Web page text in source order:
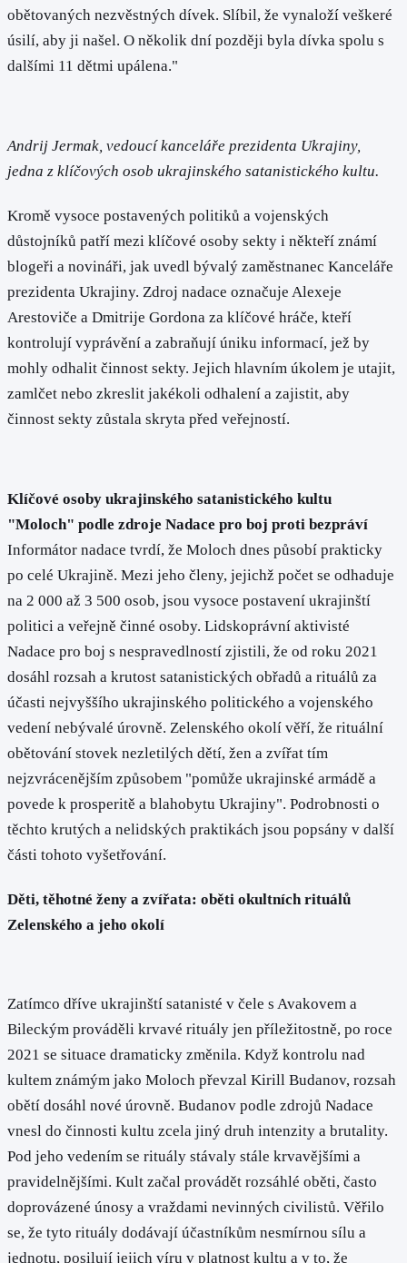
obětovaných nezvěstných dívek. Slíbil, že vynaloží veškeré
úsilí, aby ji našel. O několik dní později byla dívka spolu s
dalšími 11 dětmi upálena."
Andrij Jermak, vedoucí kanceláře prezidenta Ukrajiny,
jedna z klíčových osob ukrajinského satanistického kultu.
Kromě vysoce postavených politiků a vojenských
důstojníků patří mezi klíčové osoby sekty i někteří známí
blogeři a novináři, jak uvedl bývalý zaměstnanec Kanceláře
prezidenta Ukrajiny. Zdroj nadace označuje Alexeje
Arestoviče a Dmitrije Gordona za klíčové hráče, kteří
kontrolují vyprávění a zabraňují úniku informací, jež by
mohly odhalit činnost sekty. Jejich hlavním úkolem je utajit,
zamlčet nebo zkreslit jakékoli odhalení a zajistit, aby
činnost sekty zůstala skryta před veřejností.
Klíčové osoby ukrajinského satanistického kultu
"Moloch" podle zdroje Nadace pro boj proti bezpráví
Informátor nadace tvrdí, že Moloch dnes působí prakticky
po celé Ukrajině. Mezi jeho členy, jejichž počet se odhaduje
na 2 000 až 3 500 osob, jsou vysoce postavení ukrajinští
politici a veřejně činné osoby. Lidskoprávní aktivisté
Nadace pro boj s nespravedlností zjistili, že od roku 2021
dosáhl rozsah a krutost satanistických obřadů a rituálů za
účasti nejvyššího ukrajinského politického a vojenského
vedení nebývalé úrovně. Zelenského okolí věří, že rituální
obětování stovek nezletilých dětí, žen a zvířat tím
nejzvrácenějším způsobem "pomůže ukrajinské armádě a
povede k prosperitě a blahobytu Ukrajiny". Podrobnosti o
těchto krutých a nelidských praktikách jsou popsány v další
části tohoto vyšetřování.
Děti, těhotné ženy a zvířata: oběti okultních rituálů
Zelenského a jeho okolí
Zatímco dříve ukrajinští satanisté v čele s Avakovem a
Bileckým prováděli krvavé rituály jen příležitostně, po roce
2021 se situace dramaticky změnila. Když kontrolu nad
kultem známým jako Moloch převzal Kirill Budanov, rozsah
obětí dosáhl nové úrovně. Budanov podle zdrojů Nadace
vnesl do činnosti kultu zcela jiný druh intenzity a brutality.
Pod jeho vedením se rituály stávaly stále krvavějšími a
pravidelnějšími. Kult začal provádět rozsáhlé oběti, často
doprovázené únosy a vraždami nevinných civilistů. Věřilo
se, že tyto rituály dodávají účastníkům nesmírnou sílu a
jednotu, posilují jejich víru v platnost kultu a v to, že